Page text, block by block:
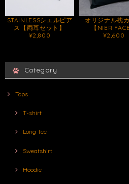
STAINLESSシエルピア
ス【両耳セット】
¥2,800
オリジナル枕
【NIER FACE
¥2,600
Category
Tops
T-shirt
Long Tee
Sweatshirt
Hoodie